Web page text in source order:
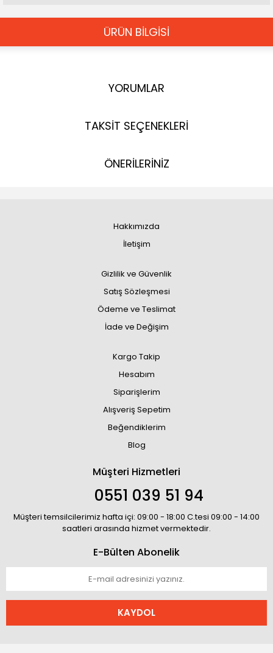
ÜRÜN BİLGİSİ
YORUMLAR
TAKSİT SEÇENEKLERİ
ÖNERİLERİNİZ
Hakkımızda
İletişim
Gizlilik ve Güvenlik
Satış Sözleşmesi
Ödeme ve Teslimat
İade ve Değişim
Kargo Takip
Hesabım
Siparişlerim
Alışveriş Sepetim
Beğendiklerim
Blog
Müşteri Hizmetleri
0551 039 51 94
Müşteri temsilcilerimiz hafta içi: 09:00 - 18:00 C.tesi 09:00 - 14:00
saatleri arasında hizmet vermektedir.
E-Bülten Abonelik
KAYDOL